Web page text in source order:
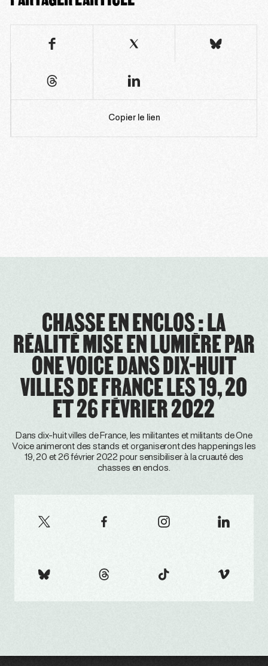
Copier le lien
CHASSE EN ENCLOS : LA
RÉALITÉ MISE EN LUMIÈRE PAR
ONE VOICE DANS DIX-HUIT
VILLES DE FRANCE LES 19, 20
ET 26 FÉVRIER 2022
Dans dix-huit villes de France, les militantes et militants de One
Voice animeront des stands et organiseront des happenings les
19, 20 et 26 février 2022 pour sensibiliser à la cruauté des
chasses en enclos.